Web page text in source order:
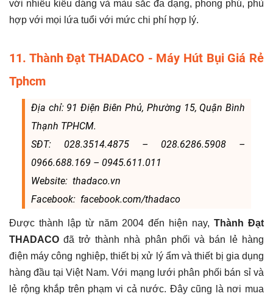
với nhiều kiểu dáng và màu sắc đa dạng, phong phú, phù
hợp với mọi lứa tuổi với mức chi phí hợp lý.
11. Thành Đạt THADACO - Máy Hút Bụi Giá Rẻ
Tphcm
Địa chỉ: 91 Điện Biên Phủ, Phường 15, Quận Bình
Thạnh TPHCM.
SĐT: 028.3514.4875 – 028.6286.5908 –
0966.688.169 – 0945.611.011
Website: thadaco.vn
Facebook: facebook.com/thadaco
Được thành lập từ năm 2004 đến hiện nay, Thành Đạt
THADACO đã trở thành nhà phân phối và bán lẻ hàng
điện máy công nghiệp, thiết bị xử lý ẩm và thiết bị gia dụng
hàng đầu tại Việt Nam. Với mạng lưới phân phối bán sỉ và
lẻ rộng khắp trên phạm vi cả nước. Đây cũng là nơi mua